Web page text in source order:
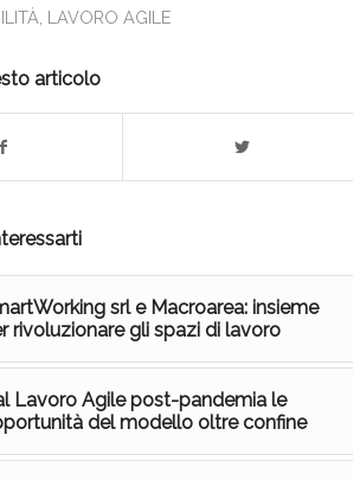
LAVORO AGILE
articolo
srl e Macroarea: insieme
rivoluzionare gli spazi di lavoro
Lavoro Agile post-pandemia le
del modello oltre confine